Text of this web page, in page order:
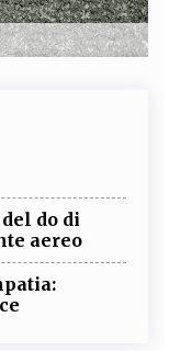
do di
aereo